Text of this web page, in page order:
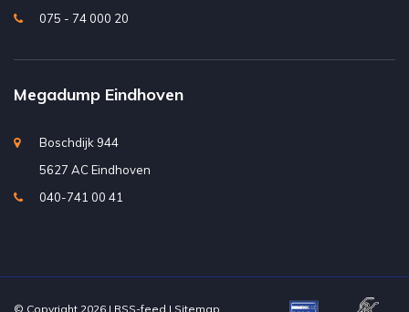
075 - 74 000 20
Megadump Eindhoven
Boschdijk 944
5627 AC Eindhoven
040-741 00 41
© Copyright 2026 | RSS-feed | Sitemap